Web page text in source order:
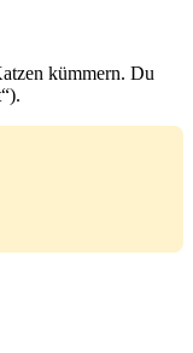
kümmern. Du